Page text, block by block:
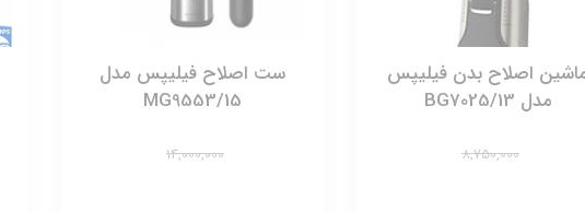
اصلاح بدن فیلیپس
مدل BG7025/13
8,750,000
ست اصلاح فیلیپس مدل
MG9553/15
14,000,000